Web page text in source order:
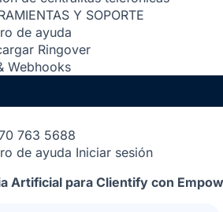
Y SOPORTE
de ayuda
Ringover
Webhooks
763 5688
de ayuda Iniciar sesión
Artificial para Clientify con